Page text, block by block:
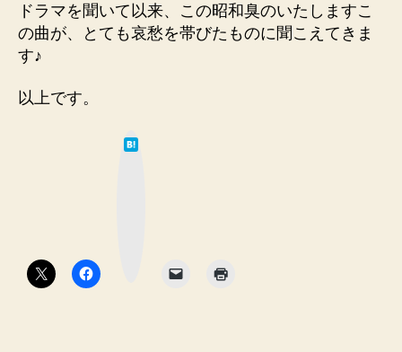
ドラマを聞いて以来、この昭和臭のいたしますこ
の曲が、とても哀愁を帯びたものに聞こえてきま
す♪
以上です。